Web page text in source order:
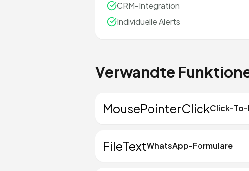
CRM-Integration
Individuelle Alerts
Verwandte
MousePointerClickClick-
FileTextWhatsApp-Formulare